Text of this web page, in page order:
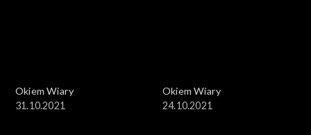
Okiem Wiary
31.10.2021
Okiem Wiary
24.10.2021